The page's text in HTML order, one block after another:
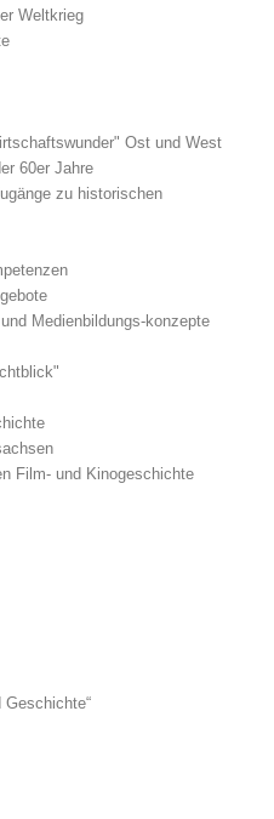
Weltkrieg
Ost und West
60er Jahre
zu historischen
Medienbildungs-konzepte
Film- und Kinogeschichte
Geschichte“